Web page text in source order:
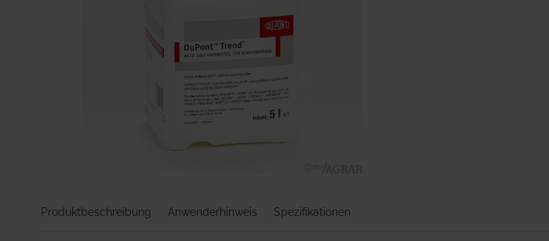
der
Produktbeschreibung Anwenderhinweis Spezifikationen